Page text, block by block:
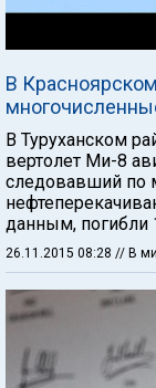
В
В Туруханском
вертолет Ми-8
следовавший по
данным, погибли
26.11.2015 08:28 // В